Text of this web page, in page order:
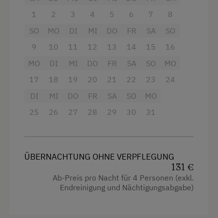
Ausziehcouch
Sat-TV
kostenloses W-LAN
1x DU/WC
1x WC
Ausstattung
4 Plattenherd
Radio
1
2
3
4
5
6
7
8
SO
9
MO
10
DI
11
MI
12
DO
13
FR
14
SA
15
SO
16
MO
17
DI
18
MI
19
DO
20
FR
21
SA
22
SO
23
MO
24
DI
25
MI
26
DO
27
FR
28
SA
29
SO
30
MO
31
ÜBERNACHTUNG OHNE VERPFLEGUNG
131 €
Ab-Preis pro Nacht für 4 Personen (exkl.
Endreinigung und Nächtigungsabgabe)